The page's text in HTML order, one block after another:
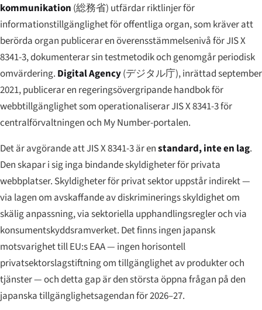
kommunikation (総務省) utfärdarriktlinjer för
informationstillgänglighet för offentliga organ, som kräver att
berörda organ publicerar en överensstämmelsenivå för JIS X
8341-3, dokumenterar sin testmetodik och genomgår periodisk
omvärdering. Digital Agency(デジタル庁), inrättad september
2021, publicerar en regeringsövergripande handbok för
webbtillgänglighet som operationaliserar JIS X 8341-3 för
centralförvaltningen och My Number-portalen.
Det är avgörande att JIS X 8341-3 är enstandard, inte en lag.
Den skapar i sig inga bindande skyldigheter för privata
webbplatser. Skyldigheter för privat sektor uppstår indirekt —
via lagen om avskaffande av diskriminerings skyldighet om
skälig anpassning, via sektoriella upphandlingsregler och via
konsumentskyddsramverket. Det finns ingen japansk
motsvarighet till EU:s EAA — ingen horisontell
privatsektorslagstiftning om tillgänglighet av produkter och
tjänster — och detta gap är den största öppna frågan på den
japanska tillgänglighetsagendan för 2026–27.